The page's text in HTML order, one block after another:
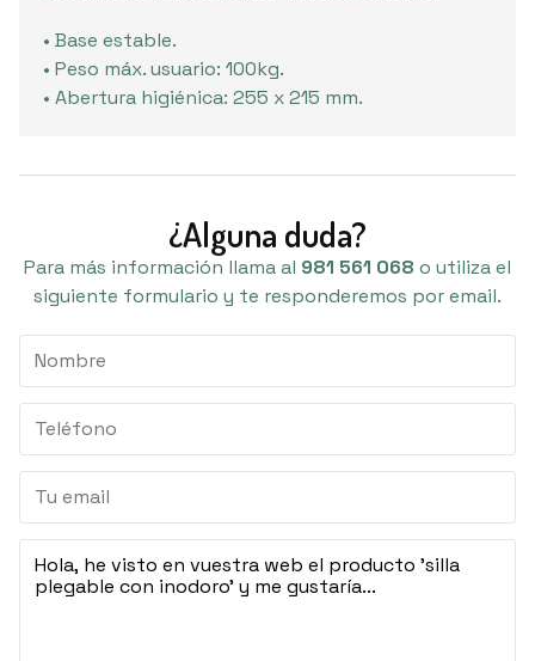
• Base estable.
• Peso máx. usuario: 100kg.
• Abertura higiénica: 255 x 215 mm.
¿Alguna duda?
Para más información llama al 981 561 068 o utiliza el
siguiente formulario y te responderemos por email.